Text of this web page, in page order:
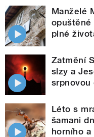
Manželé
opuštěné
plné
Zatmění
slzy a
srpnovou
Léto s
šamani
horního